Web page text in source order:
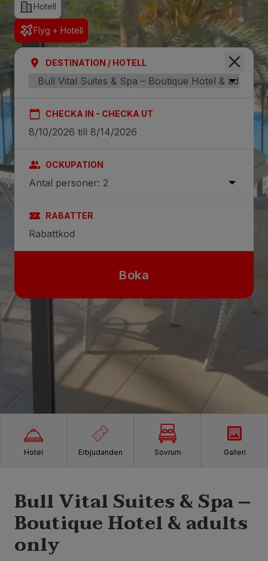
Hotell
Flyg + Hotell
DESTINATION / HOTELL
CHECKA IN - CHECKA UT
OCKUPATION
Antal personer: 2
RABATTER
Boka
Hotel Erbjudanden Sovrum Galleri
Bull Vital Suites & Spa –
Boutique Hotel & adults
only